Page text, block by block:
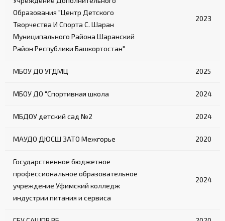
Образования "Центр Детского
Творчества И Спорта С. Шаран
Муниципального Района Шаранский
Район Республики Башкортостан"
2023
МБОУ ДО УГДМЦ 2025
МБОУ ДО "Спортивная школа 2024
МБДОУ детский сад №2 2024
МАУДО ДЮСШ ЗАТО Межгорье 2020
Государственное бюджетное
профессиональное образовательное
учреждение Уфимский колледж
индустрии питания и сервиса
2024